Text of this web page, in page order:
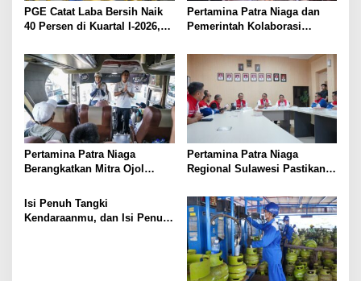
PGE Catat Laba Bersih Naik
40 Persen di Kuartal I-2026,
Panas Bumi
Pertamina Patra Niaga dan
Pemerintah Kolaborasi
Selatan, Perkuat Akses
Energi Nelayan di Pesisir
Pertamina Patra Niaga
Berangkatkan Mitra Ojol
MyPertamina
Pertamina Patra Niaga
Regional Sulawesi Pastikan
Hasanuddin Jelang Arus
Mudik Lebaran
Isi Penuh Tangki
Kendaraanmu, dan Isi Penuh